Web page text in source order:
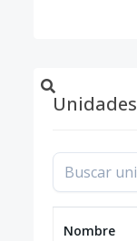
Unidades
Nombre